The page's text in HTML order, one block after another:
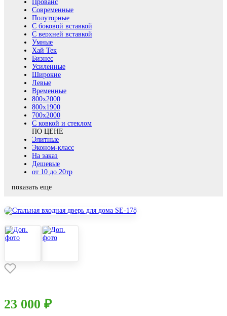
Прованс
Современные
Полуторные
С боковой вставкой
С верхней вставкой
Умные
Хай Тек
Бизнес
Усиленные
Широкие
Левые
Временные
800х2000
800x1900
700x2000
С ковкой и стеклом
ПО ЦЕНЕ
Элитные
Эконом-класс
На заказ
Дешевые
от 10 до 20тр
показать еще
23 000 ₽